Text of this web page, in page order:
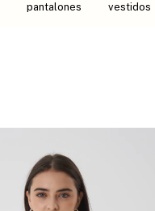
pantalones vestidos